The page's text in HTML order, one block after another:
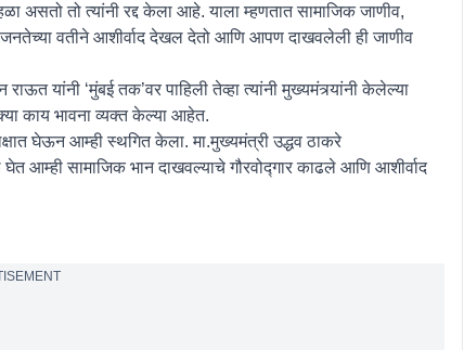
असतो तो त्यांनी रद्द केला आहे. याला म्हणतात सामाजिक जाणीव,
जनतेच्या वतीने आशीर्वाद देखल देतो आणि आपण दाखवलेली ही जाणीव
यांनी ‘मुंबई तक’वर पाहिली तेव्हा त्यांनी मुख्यमंत्र्यांनी केलेल्या
काय भावना व्यक्त केल्या आहेत.
घेऊन आम्ही स्थगित केला. मा.मुख्यमंत्री उद्धव ठाकरे
आम्ही सामाजिक भान दाखवल्याचे गौरवोद्गार काढले आणि आशीर्वाद